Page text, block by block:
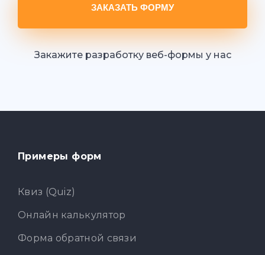
ЗАКАЗАТЬ ФОРМУ
Закажите разработку веб-формы у нас
Примеры форм
Квиз (Quiz)
Онлайн калькулятор
Форма обратной связи